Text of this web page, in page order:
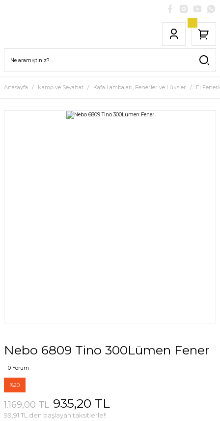
Anasayfa Kamp ve Seyahat Kafa Lambaları, Fenerler ve Lüksler El
Nebo 6809 Tino 300Lümen Fener
0 Yorum
%20
1.169,00 TL 935,20 TL
99,91 TL den başlayan taksitlerle!!